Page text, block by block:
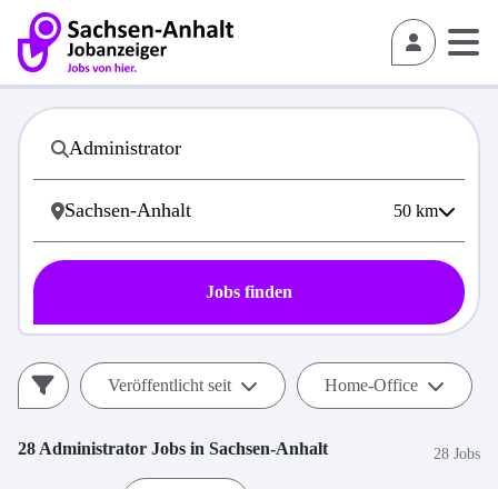
50 km
Jobs finden
Veröffentlicht seit Home-Office
28 Administrator Jobs in Sachsen-Anhalt 28 Jobs